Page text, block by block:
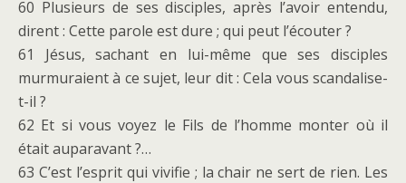
60 Plusieurs de ses disciples, après l’avoir entendu,
dirent : Cette parole est dure ; qui peut l’écouter ?
61 Jésus, sachant en lui-même que ses disciples
murmuraient à ce sujet, leur dit : Cela vous scandalise-
t-il ?
62 Et si vous voyez le Fils de l’homme monter où il
était auparavant ?…
63 C’est l’esprit qui vivifie ; la chair ne sert de rien. Les